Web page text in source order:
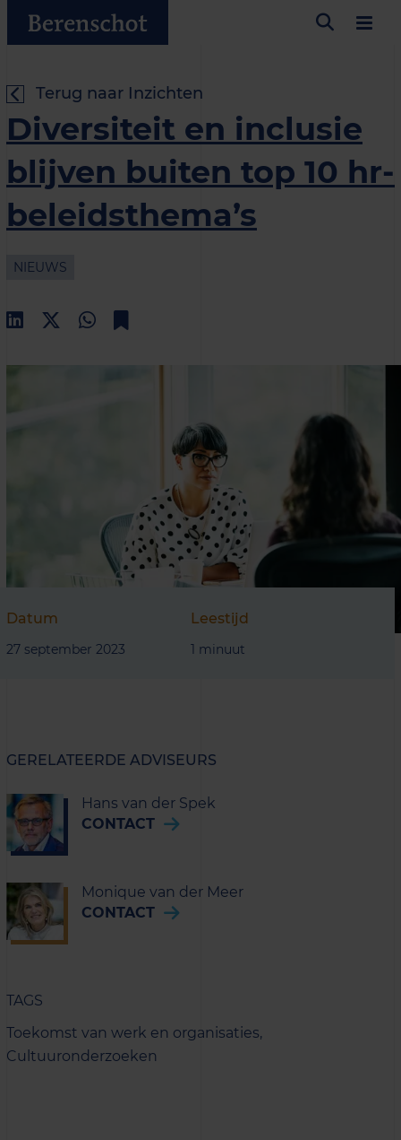
Terug naar Inzichten
Diversiteit en inclusie
blijven buiten top 10 hr-
beleidsthema’s
NIEUWS
Datum
27 september 2023
Leestijd
1 minuut
GERELATEERDE ADVISEURS
Hans van der Spek
CONTACT
Monique van der Meer
CONTACT
TAGS
Toekomst van werk en organisaties,
Cultuuronderzoeken